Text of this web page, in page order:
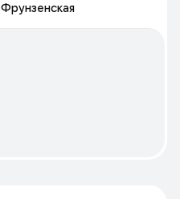
Фрунзенская